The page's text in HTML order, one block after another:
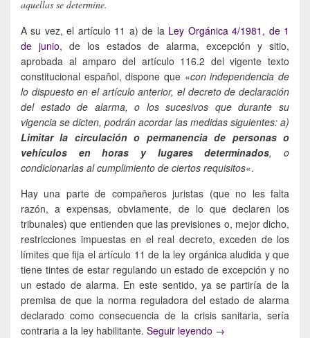
aquellas se determine.
A su vez, el artículo 11 a) de la Ley Orgánica 4/1981, de 1
de junio, de los estados de alarma, excepción y sitio,
aprobada al amparo del artículo 116.2 del vigente texto
constitucional español, dispone que «con independencia de
lo dispuesto en el artículo anterior, el decreto de declaración
del estado de alarma, o los sucesivos que durante su
vigencia se dicten, podrán acordar las medidas siguientes: a)
Limitar la circulación o permanencia de personas o
vehículos en horas y lugares determinados, o
condicionarlas al cumplimiento de ciertos requisitos«.
Hay una parte de compañeros juristas (que no les falta
razón, a expensas, obviamente, de lo que declaren los
tribunales) que entienden que las previsiones o, mejor dicho,
restricciones impuestas en el real decreto, exceden de los
límites que fija el artículo 11 de la ley orgánica aludida y que
tiene tintes de estar regulando un estado de excepción y no
un estado de alarma. En este sentido, ya se partiría de la
premisa de que la norma reguladora del estado de alarma
declarado como consecuencia de la crisis sanitaria, sería
contraria a la ley habilitante. Seguir leyendo ¿Pueden ser nulas
→